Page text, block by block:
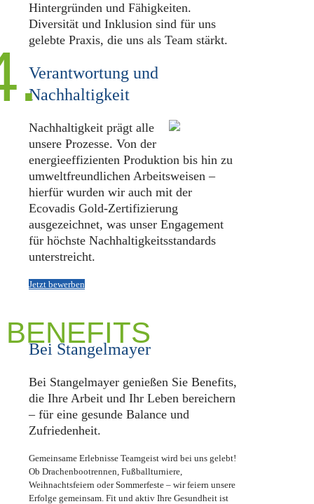
Hintergründen und Fähigkeiten.
Diversität und Inklusion sind für uns
gelebte Praxis, die uns als Team stärkt.
Verantwortung und
Nachhaltigkeit
Nachhaltigkeit prägt alle
unsere Prozesse. Von der
energieeffizienten Produktion bis hin zu
umweltfreundlichen Arbeitsweisen –
hierfür wurden wir auch mit der
Ecovadis Gold-Zertifizierung
ausgezeichnet, was unser Engagement
für höchste Nachhaltigkeitsstandards
unterstreicht.
Jetzt bewerben
BENEFITS
Bei Stangelmayer
Bei Stangelmayer genießen Sie Benefits,
die Ihre Arbeit und Ihr Leben bereichern
– für eine gesunde Balance und
Zufriedenheit.
Gemeinsame Erlebnisse Teamgeist wird bei uns gelebt!
Ob Drachenbootrennen, Fußballturniere,
Weihnachtsfeiern oder Sommerfeste – wir feiern unsere
Erfolge gemeinsam. Fit und aktiv Ihre Gesundheit ist